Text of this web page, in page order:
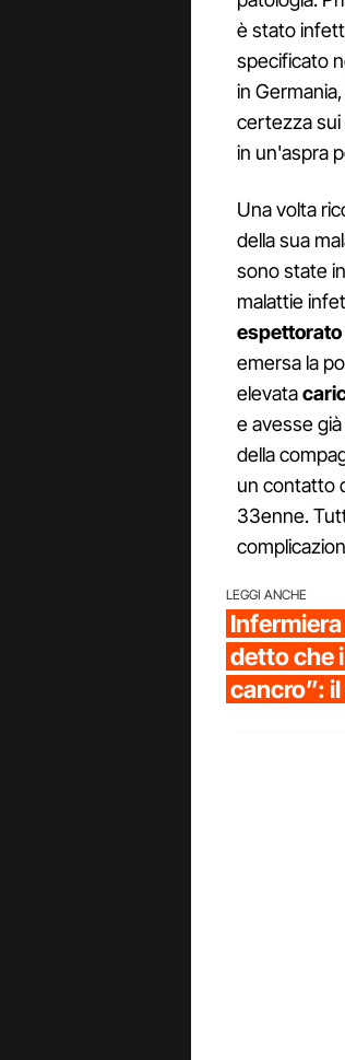
è stato
specificato
in
certezza sui
in un'aspra
Una volta
della sua
sono state
malattie
espettorato
emersa la
elevata
e avesse
della
un contatto
33enne.
LEGGI ANCHE
detto che
cancro”: